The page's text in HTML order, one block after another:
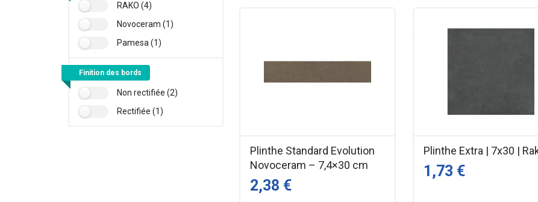
RAKO (4)
Novoceram (1)
Pamesa (1)
Finition des bords
Non rectifiée (2)
Rectifiée (1)
Plinthe Standard Evolution
Novoceram – 7,4×30 cm
2,38 €
Plinthe Extra | 7x30 |
1,73 €